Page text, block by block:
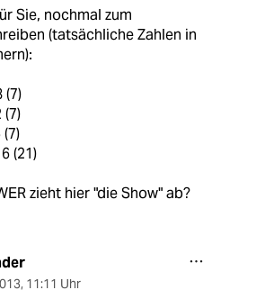
Sie, nochmal zum
(tatsächliche Zahlen in
(7)
(7)
(7)
(21)
zieht hier "die Show" ab?
, 11:11 Uhr